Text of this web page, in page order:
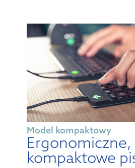
Model kompaktowy
Ergonomiczne,
kompaktowe